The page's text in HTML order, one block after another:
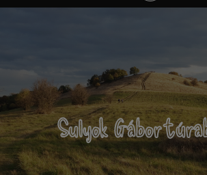
Sulyok Gábor